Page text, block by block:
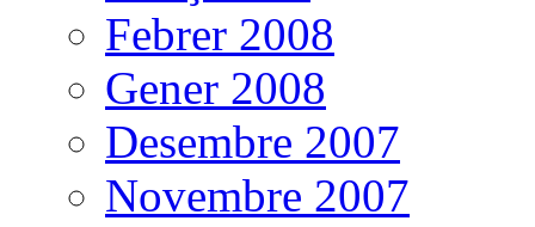
Febrer 2008
Gener 2008
Desembre 2007
Novembre 2007